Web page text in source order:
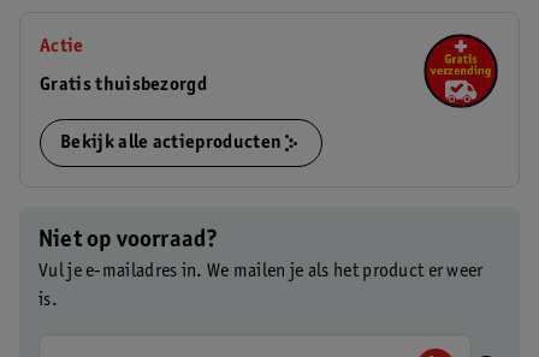
Actie
Gratis thuisbezorgd
Bekijk alle actieproducten
Niet op voorraad?
Vul je e-mailadres in. We mailen je als het product er weer
is.